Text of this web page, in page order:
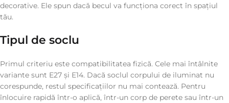
decorative. Ele spun dacă becul va funcționa corect în spațiul
tău.
Tipul de soclu
Primul criteriu este compatibilitatea fizică. Cele mai întâlnite
variante sunt E27 și E14. Dacă soclul corpului de iluminat nu
corespunde, restul specificațiilor nu mai contează. Pentru
înlocuire rapidă într-o aplică, într-un corp de perete sau într-un